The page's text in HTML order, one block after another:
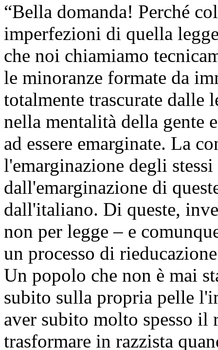
“Bella domanda! Perché
imperfezioni di quella
che noi chiamiamo
le minoranze formate da
totalmente trascurate dalle
nella mentalità della gente
ad essere emarginate. La
l'emarginazione degli
dall'emarginazione di
dall'italiano. Di queste,
non per legge – e
un processo di
Un popolo che non è mai
subito sulla propria pelle
aver subito molto spesso il
trasformare in razzista